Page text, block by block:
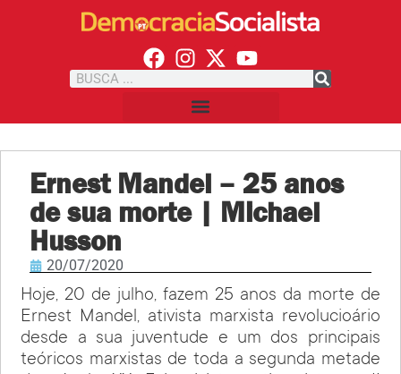
Ernest Mandel – 25 anos
de sua morte | Michael
Husson
20/07/2020
Hoje, 20 de julho, fazem 25 anos da morte de
Ernest Mandel, ativista marxista revolucioário
desde a sua juventude e um dos principais
teóricos marxistas de toda a segunda metade